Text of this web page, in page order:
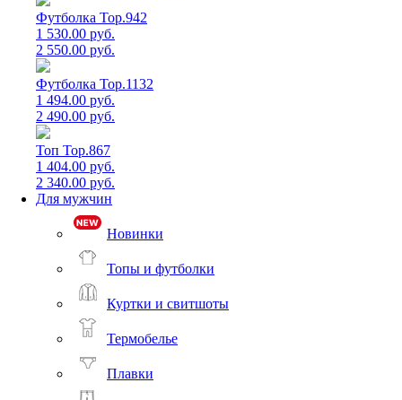
Футболка Top.942
1 530.00 руб.
2 550.00 руб.
Футболка Top.1132
1 494.00 руб.
2 490.00 руб.
Топ Top.867
1 404.00 руб.
2 340.00 руб.
Для мужчин
Новинки
Топы и футболки
Куртки и свитшоты
Термобелье
Плавки